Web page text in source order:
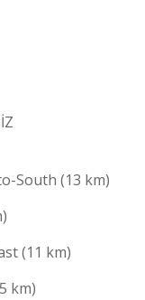
South (13 km)
(11 km)
km)